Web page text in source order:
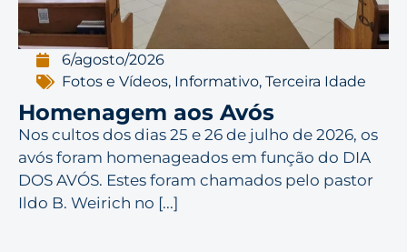
6/agosto/2026
Fotos e Vídeos, Informativo,Terceira Idade
Homenagem aos Avós
Nos cultos dos dias 25 e 26 de julho de 2026, os
avós foram homenageados em função do DIA
DOS AVÓS. Estes foram chamados pelo pastor
Ildo B. Weirich no [...]